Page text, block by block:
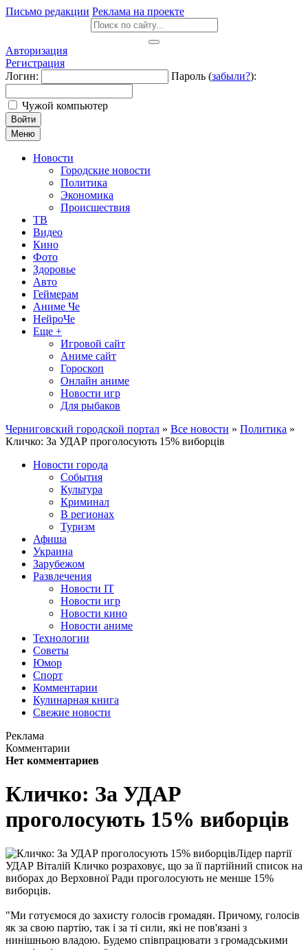
Письмо редакции Реклама на проекте
Авторизация
Регистрация
Логин:
Пароль (забыли?):
Чужой компьютер
Войти
Меню
Новости
Городские новости
Политика
Экономика
Происшествия
ТВ
Видео
Кино
Фото
Здоровье
Авто
Геймерам
Аниме Че
НейроЧе
Еще +
Игровой сайт
Аниме сайт
Гороскоп
Онлайн аниме
Новости игр
Для рыбаков
Черниговский городской портал » Все новости » Политика »
Кличко: За УДАР проголосують 15% виборців
Новости города
События
Культура
Криминал
В регионах
Туризм
Афиша
Украина
Зарубежом
Развлечения
Новости IT
Новости игр
Новости кино
Новости аниме
Технологии
Советы
Юмор
Спорт
Комментарии
Кулинарная книга
Свежие новости
Реклама
Комментарии
Нет комментариев
Кличко: За УДАР
проголосують 15% виборців
Лідер партії
УДАР Віталій Кличко розраховує, що за її партійний список на
виборах до Верховної Ради проголосують не менше 15%
виборців.
"Ми готуємося до захисту голосів громадян. Причому, голосів
як за свою партію, так і за ті сили, які не пов'язані з
нинішньою владою. Будемо співпрацювати з громадськими